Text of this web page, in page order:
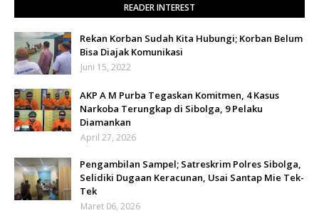
READER INTEREST
Rekan Korban Sudah Kita Hubungi; Korban Belum
Bisa Diajak Komunikasi
Juni 15, 2022
AKP A M Purba Tegaskan Komitmen, 4 Kasus
Narkoba Terungkap di Sibolga, 9 Pelaku
Diamankan
April 27, 2026
Pengambilan Sampel; Satreskrim Polres Sibolga,
Selidiki Dugaan Keracunan, Usai Santap Mie Tek-
Tek
Maret 06, 2026